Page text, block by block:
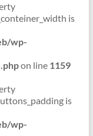
is
wp-
on line 1159
is
wp-